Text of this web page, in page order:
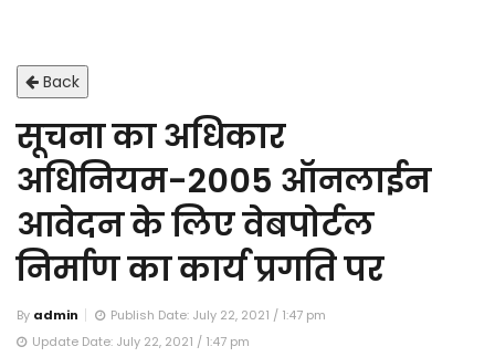
Back
सूचना का अधिकार
अधिनियम-2005 ऑनलाईन
आवेदन के लिए वेबपोर्टल
निर्माण का कार्य प्रगति पर
By admin
Publish Date: July 22, 2021 / 1:47 pm
Update Date: July 22, 2021 / 1:47 pm